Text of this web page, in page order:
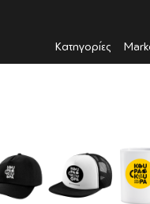
Κατηγορίες